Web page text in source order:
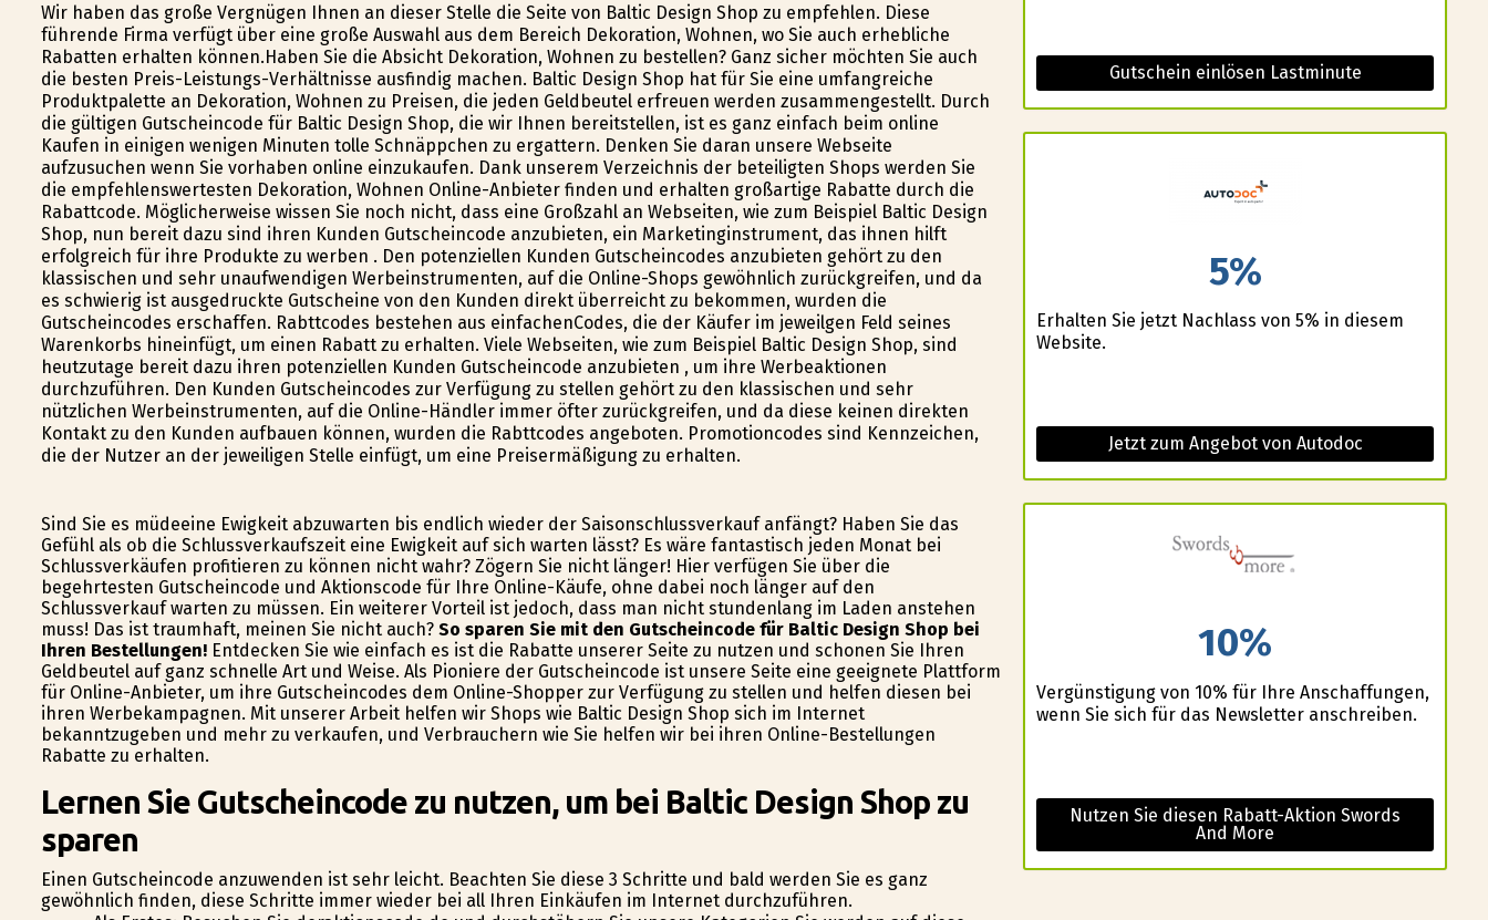
Wir haben das große Vergnügen Ihnen an dieser Stelle die Seite von Baltic Design Shop zu empfehlen. Diese
führende Firma verfügt über eine große Auswahl aus dem Bereich Dekoration, Wohnen, wo Sie auch erhebliche
Rabatten erhalten können.Haben Sie die Absicht Dekoration, Wohnen zu bestellen? Ganz sicher möchten Sie auch
die besten Preis-Leistungs-Verhältnisse ausfindig machen. Baltic Design Shop hat für Sie eine umfangreiche
Produktpalette an Dekoration, Wohnen zu Preisen, die jeden Geldbeutel erfreuen werden zusammengestellt. Durch
die gültigen Gutscheincode für Baltic Design Shop, die wir Ihnen bereitstellen, ist es ganz einfach beim online
Kaufen in einigen wenigen Minuten tolle Schnäppchen zu ergattern. Denken Sie daran unsere Webseite
aufzusuchen wenn Sie vorhaben online einzukaufen. Dank unserem Verzeichnis der beteiligten Shops werden Sie
die empfehlenswertesten Dekoration, Wohnen Online-Anbieter finden und erhalten großartige Rabatte durch die
Rabattcode. Möglicherweise wissen Sie noch nicht, dass eine Großzahl an Webseiten, wie zum Beispiel Baltic Design
Shop, nun bereit dazu sind ihren Kunden Gutscheincode anzubieten, ein Marketinginstrument, das ihnen hilft
erfolgreich für ihre Produkte zu werben . Den potenziellen Kunden Gutscheincodes anzubieten gehört zu den
klassischen und sehr unaufwendigen Werbeinstrumenten, auf die Online-Shops gewöhnlich zurückgreifen, und da
es schwierig ist ausgedruckte Gutscheine von den Kunden direkt überreicht zu bekommen, wurden die
Gutscheincodes erschaffen. Rabttcodes bestehen aus einfachenCodes, die der Käufer im jeweilgen Feld seines
Warenkorbs hineinfügt, um einen Rabatt zu erhalten. Viele Webseiten, wie zum Beispiel Baltic Design Shop, sind
heutzutage bereit dazu ihren potenziellen Kunden Gutscheincode anzubieten , um ihre Werbeaktionen
durchzuführen. Den Kunden Gutscheincodes zur Verfügung zu stellen gehört zu den klassischen und sehr
nützlichen Werbeinstrumenten, auf die Online-Händler immer öfter zurückgreifen, und da diese keinen direkten
Kontakt zu den Kunden aufbauen können, wurden die Rabttcodes angeboten. Promotioncodes sind Kennzeichen,
die der Nutzer an der jeweiligen Stelle einfügt, um eine Preisermäßigung zu erhalten.
Sind Sie es müdeeine Ewigkeit abzuwarten bis endlich wieder der Saisonschlussverkauf anfängt? Haben Sie das
Gefühl als ob die Schlussverkaufszeit eine Ewigkeit auf sich warten lässt? Es wäre fantastisch jeden Monat bei
Schlussverkäufen profitieren zu können nicht wahr? Zögern Sie nicht länger! Hier verfügen Sie über die
begehrtesten Gutscheincode und Aktionscode für Ihre Online-Käufe, ohne dabei noch länger auf den
Schlussverkauf warten zu müssen. Ein weiterer Vorteil ist jedoch, dass man nicht stundenlang im Laden anstehen
muss! Das ist traumhaft, meinen Sie nicht auch? So sparen Sie mit den Gutscheincode für Baltic Design Shop bei
Ihren Bestellungen!Entdecken Sie wie einfach es ist die Rabatte unserer Seite zu nutzen und schonen Sie Ihren
Geldbeutel auf ganz schnelle Art und Weise. Als Pioniere der Gutscheincode ist unsere Seite eine geeignete Plattform
für Online-Anbieter, um ihre Gutscheincodes dem Online-Shopper zur Verfügung zu stellen und helfen diesen bei
ihren Werbekampagnen. Mit unserer Arbeit helfen wir Shops wie Baltic Design Shop sich im Internet
bekanntzugeben und mehr zu verkaufen, und Verbrauchern wie Sie helfen wir bei ihren Online-Bestellungen
Rabatte zu erhalten.
Lernen Sie Gutscheincode zu nutzen, um bei Baltic Design Shop zu
sparen
Einen Gutscheincode anzuwenden ist sehr leicht. Beachten Sie diese 3 Schritte und bald werden Sie es ganz
gewöhnlich finden, diese Schritte immer wieder bei all Ihren Einkäufen im Internet durchzuführen.
Gutschein einlösen Lastminute
5%
Erhalten Sie jetzt Nachlass von 5% in diesem
Website.
Jetzt zum Angebot von Autodoc
10%
Vergünstigung von 10% für Ihre Anschaffungen,
wenn Sie sich für das Newsletter anschreiben.
Nutzen Sie diesen Rabatt-Aktion Swords
And More